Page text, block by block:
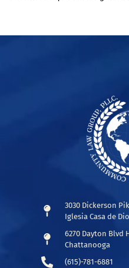
3030 Dickerson
Iglesia Casa de
6270 Dayton Blvd
Chattanooga
(615)-781-6881